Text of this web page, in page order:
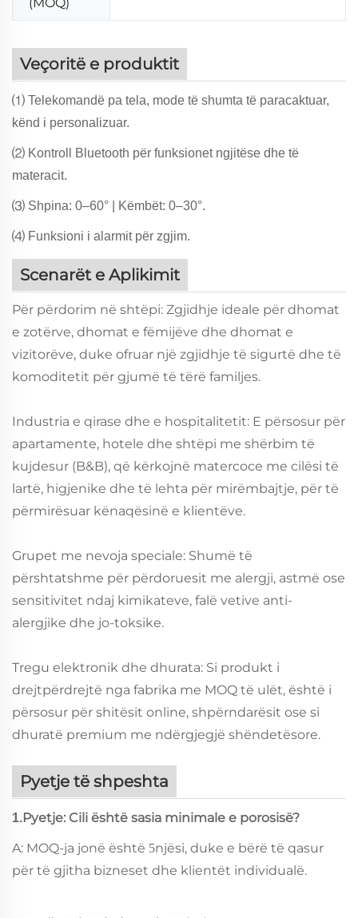
Veçoritë e produktit
⑴ Telekomandë pa tela, mode të shumta të paracaktuar,
kënd i personalizuar.
⑵ Kontroll Bluetooth për funksionet ngjitëse dhe të
materacit.
⑶ Shpina: 0–60° | Këmbët: 0–30°.
⑷ Funksioni i alarmit për zgjim.
Scenarët e Aplikimit
Për përdorim në shtëpi: Zgjidhje ideale për dhomat
e zotërve, dhomat e fëmijëve dhe dhomat e
vizitorëve, duke ofruar një zgjidhje të sigurtë dhe të
komoditetit për gjumë të tërë familjes.
Industria e qirase dhe e hospitalitetit: E përsosur për
apartamente, hotele dhe shtëpi me shërbim të
kujdesur (B&B), që kërkojnë matercoce me cilësi të
lartë, higjenike dhe të lehta për mirëmbajtje, për të
përmirësuar kënaqësinë e klientëve.
Grupet me nevoja speciale: Shumë të
përshtatshme për përdoruesit me alergji, astmë ose
sensitivitet ndaj kimikateve, falë vetive anti-
alergjike dhe jo-toksike.
Tregu elektronik dhe dhurata: Si produkt i
drejtpërdrejtë nga fabrika me MOQ të ulët, është i
përsosur për shitësit online, shpërndarësit ose si
dhuratë premium me ndërgjegjë shëndetësore.
Pyetje të shpeshta
1.Pyetje: Cili është sasia minimale e porosisë?
A: MOQ-ja jonë është 5njësi, duke e bërë të qasur
për të gjitha bizneset dhe klientët individualë.